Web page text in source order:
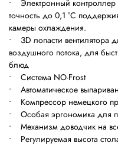
• Электронный контроллер
точность до 0,1 °C
камеры охлаждения.
• ЗD лопасти вентилятора
воздушного потока, для
блюд
• Система NO-Frost
• Автоматическое
• Компрессор немецкого
• Особая эргономика для
• Механизм доводчик на
• Регулируемая высота